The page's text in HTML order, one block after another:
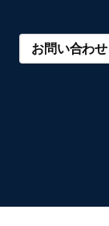
お問い合わせ